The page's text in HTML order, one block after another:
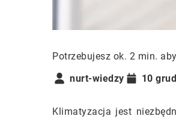
Potrzebujesz ok. 2 min.
nurt-wiedzy
10
Klimatyzacja jest